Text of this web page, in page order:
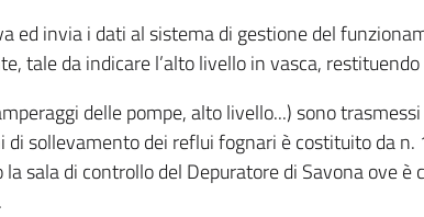
ed invia i dati al sistema di gestione del
tale da indicare l’alto livello in vasca, restituendo
delle pompe, alto livello...) sono
sollevamento dei reflui fognari è costituito da
sala di controllo del Depuratore di Savona ove